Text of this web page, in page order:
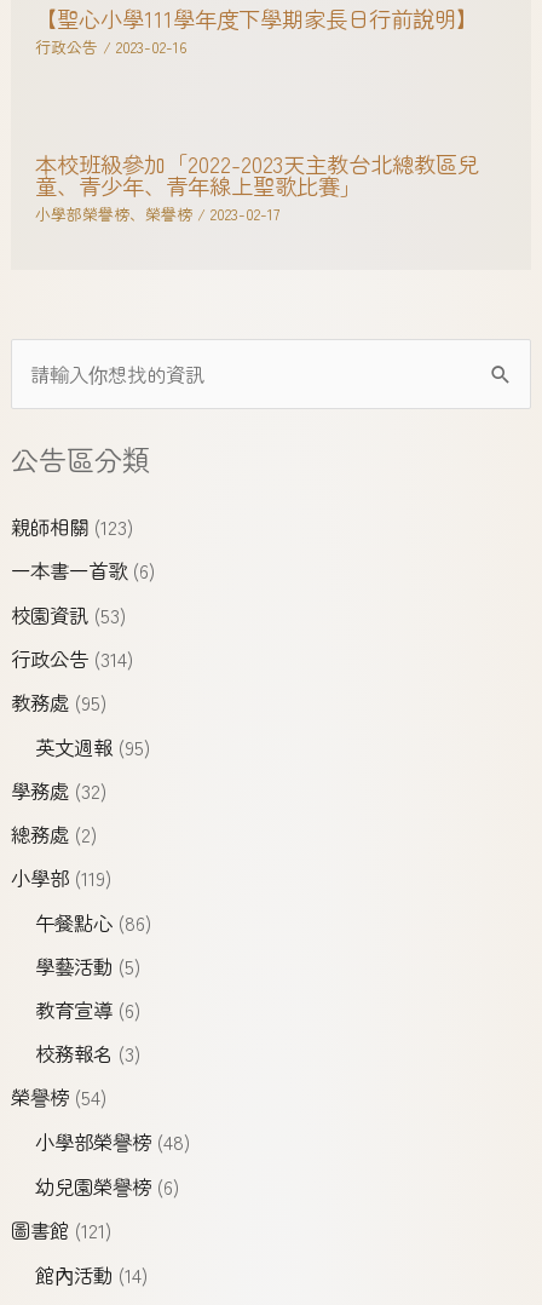
公告區分類
親師相關(123)
一本書一首歌(6)
校園資訊(53)
行政公告(314)
教務處(95)
英文週報 (95)
學務處(32)
總務處(2)
小學部(119)
午餐點心(86)
學藝活動 (5)
教育宣導(6)
校務報名 (3)
榮譽榜(54)
小學部榮譽榜(48)
幼兒園榮譽榜(6)
圖書館(121)
館內活動 (14)
【聖心小學111學年度下學期家長日行前說明】
行政公告 / 2023-02-16
本校班級參加「2022-2023天主教台北總教區兒
童、青少年、青年線上聖歌比賽」
小學部榮譽榜、 榮譽榜/ 2023-02-17